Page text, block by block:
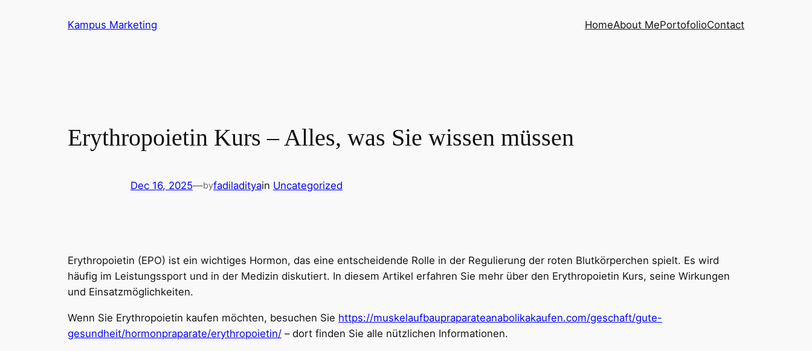
Kampus Marketing HomeAbout MePortofolioContact
Erythropoietin Kurs – Alles, was Sie wissen müssen
Dec 16, 2025—byfadiladityain Uncategorized
Erythropoietin (EPO) ist ein wichtiges Hormon, das eine entscheidende Rolle in der Regulierung der roten Blutkörperchen spielt. Es wird
häufig im Leistungssport und in der Medizin diskutiert. In diesem Artikel erfahren Sie mehr über den Erythropoietin Kurs, seine Wirkungen
und Einsatzmöglichkeiten.
Wenn Sie Erythropoietin kaufen möchten, besuchen Sie https://muskelaufbaupraparateanabolikakaufen.com/geschaft/gute-
gesundheit/hormonpraparate/erythropoietin/ – dort finden Sie alle nützlichen Informationen.